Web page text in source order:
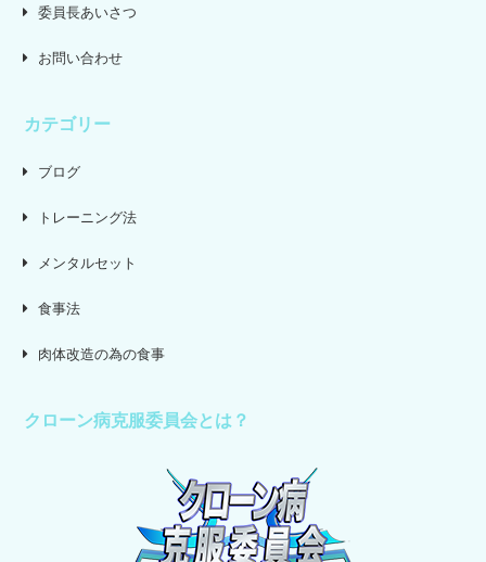
委員長あいさつ
お問い合わせ
カテゴリー
ブログ
トレーニング法
メンタルセット
食事法
肉体改造の為の食事
クローン病克服委員会とは？